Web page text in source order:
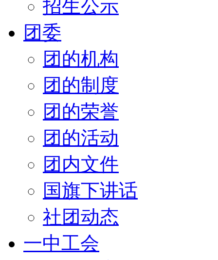
招生公示
团委
团的机构
团的制度
团的荣誉
团的活动
团内文件
国旗下讲话
社团动态
一中工会